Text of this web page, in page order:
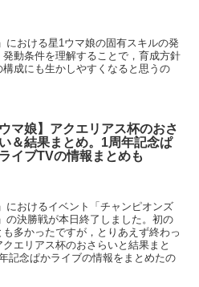
における星1ウマ娘の固有スキルの発
動条件を理解することで，育成方針
成にも生かしやすくなると思うの
ウマ娘】アクエリアス杯のおさ
＆結果まとめ。1周年記念ぱ
イブTVの情報まとめも
におけるイベント「チャンピオンズ
の決勝戦が本日終了しました。初の
多かったですが，とりあえず終わっ
エリアス杯のおさらいと結果まと
記念ぱかライブの情報をまとめたの